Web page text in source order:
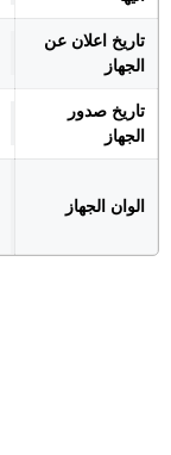
تاريخ اعلان عن
الجهاز
تاريخ صدور
الجهاز
الوان الجهاز